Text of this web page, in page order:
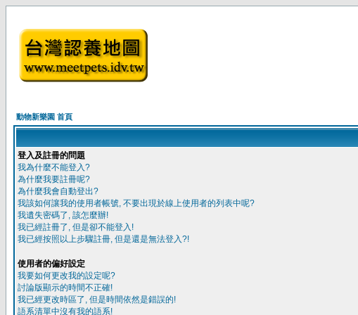
動物新樂園 首頁
登入及註冊的問題
我為什麼不能登入?
為什麼我要註冊呢?
為什麼我會自動登出?
我該如何讓我的使用者帳號, 不要出現於線上使用者的列表中呢?
我遺失密碼了, 該怎麼辦!
我已經註冊了, 但是卻不能登入!
我已經按照以上步驟註冊, 但是還是無法登入?!
使用者的偏好設定
我要如何更改我的設定呢?
討論版顯示的時間不正確!
我已經更改時區了, 但是時間依然是錯誤的!
語系清單中沒有我的語系!